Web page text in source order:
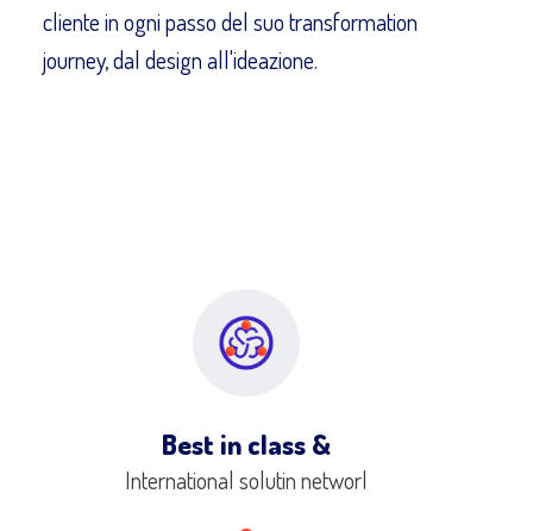
cliente in ogni passo del suo transformation
journey, dal design all'ideazione.
Best in class &
International solutin networl